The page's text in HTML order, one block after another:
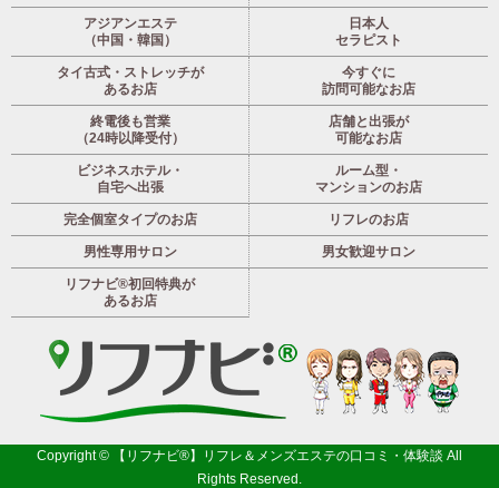
アジアンエステ
（中国・韓国）
日本人
セラピスト
タイ古式・ストレッチが
あるお店
今すぐに
訪問可能なお店
終電後も営業
（24時以降受付）
店舗と出張が
可能なお店
ビジネスホテル・
自宅へ出張
ルーム型・
マンションのお店
完全個室タイプのお店 リフレのお店
男性専用サロン 男女歓迎サロン
リフナビ®初回特典が
あるお店
Copyright © 【リフナビ®】リフレ＆メンズエステの口コミ・体験談 All
Rights Reserved.